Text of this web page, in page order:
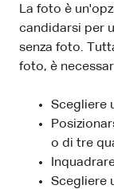
La foto è
candidarsi per
senza foto.
foto, è
Scegliere
o di tre
Scegliere